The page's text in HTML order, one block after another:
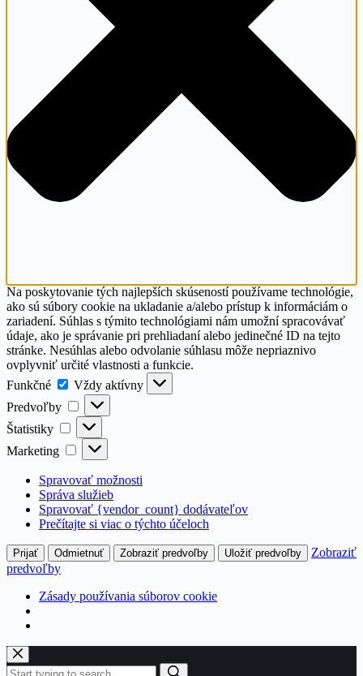
Na poskytovanie tých najlepších skúseností používame technológie,
ako sú súbory cookie na ukladanie a/alebo prístup k informáciám o
zariadení. Súhlas s týmito technológiami nám umožní spracovávať
údaje, ako je správanie pri prehliadaní alebo jedinečné ID na tejto
stránke. Nesúhlas alebo odvolanie súhlasu môže nepriaznivo
ovplyvniť určité vlastnosti a funkcie.
Funkčné
Funkčné
Vždy aktívny
Predvoľby
Predvoľby
Štatistiky Štatistiky
Marketing Marketing
Spravovať možnosti
Správa služieb
Spravovať {vendor_count} dodávateľov
Prečítajte si viac o týchto účeloch
Prijať Odmietnuť Zobraziť predvoľby Uložiť predvoľby
Zobraziť
predvoľby
Zásady používania súborov cookie
Skip
to